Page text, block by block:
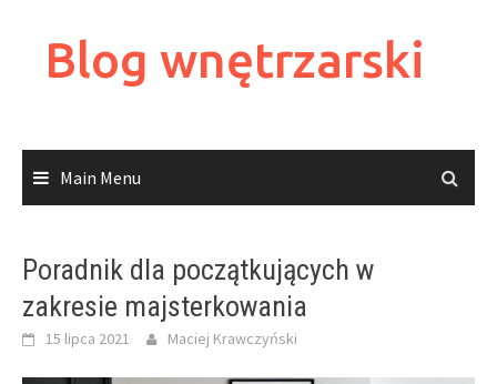
contentBlog wnętrzarski
Main Menu
Poradnik dla początkujących w
zakresie majsterkowania
15 lipca 2021 Maciej Krawczyński